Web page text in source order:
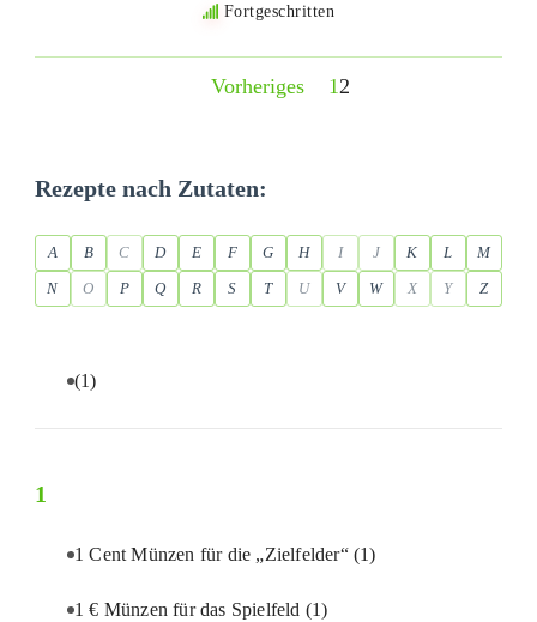
Fortgeschritten
Vorheriges 1 2
Rezepte nach Zutaten:
A B C D E F G H I J K L
M
N
O P Q R S T U V W X Y Z
(1)
1
1 Cent Münzen für die „Zielfelder“ (1)
1 € Münzen für das Spielfeld (1)